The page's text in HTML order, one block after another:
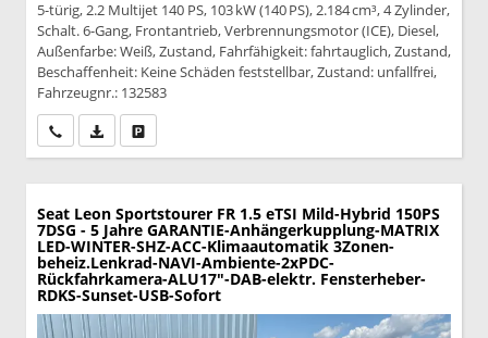
5-türig, 2.2 Multijet 140 PS, 103 kW (140 PS), 2.184 cm³, 4 Zylinder,
Schalt. 6-Gang, Frontantrieb, Verbrennungsmotor (ICE), Diesel,
Außenfarbe: Weiß, Zustand, Fahrfähigkeit: fahrtauglich, Zustand,
Beschaffenheit: Keine Schäden feststellbar, Zustand: unfallfrei,
Fahrzeugnr.: 132583
Wir rufen Sie anPDF-Datei, Fahrzeugexposé drucken
Seat Leon Sportstourer FR 1.5 eTSI Mild-Hybrid 150PS
7DSG - 5 Jahre GARANTIE-Anhängerkupplung-MATRIX
LED-WINTER-SHZ-ACC-Klimaautomatik 3Zonen-
beheiz.Lenkrad-NAVI-Ambiente-2xPDC-
Rückfahrkamera-ALU17"-DAB-elektr. Fensterheber-
RDKS-Sunset-USB-Sofort